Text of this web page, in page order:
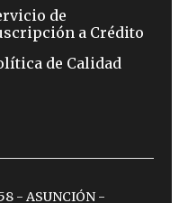
de
a Crédito
de Calidad
- ASUNCIÓN -